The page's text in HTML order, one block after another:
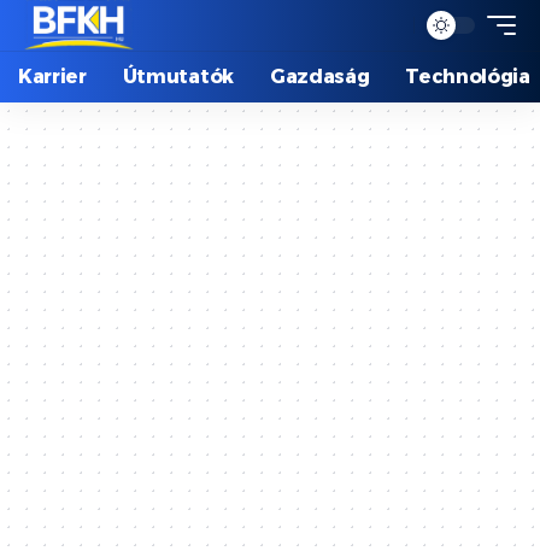
Karrier Útmutatók Gazdaság Technológia